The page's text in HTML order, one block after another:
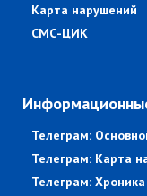
Карта нарушений
СМС-ЦИК
Телеграм:
Телеграм: Карта
Телеграм: